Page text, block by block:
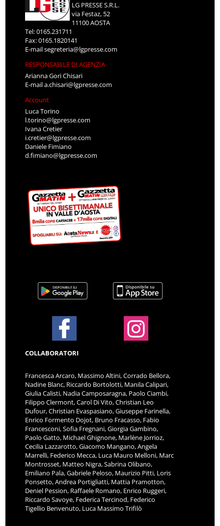
LG PRESSE S.R.L.
via Festaz, 52
11100 AOSTA
Tel: 0165.231711
Fax: 0165.1820141
E-mailsegreteria@lgpresse.com
RESPONSABILE DI AGENZIA
Arianna Gori Chisari
E-maila.chisari@lgpresse.com
Account
Luca Torino
l.torino@lgpresse.com
Ivana Cretier
i.cretier@lgpresse.com
Daniele Fimiano
d.fimiano@lgpresse.com
COLLABORATORI
Francesca Arcaro, Massimo Altini, Corrado Bellora,
Nadine Blanc, Riccardo Bortolotti, Manila Calipari,
Giulia Calisti, Nadia Camposaragna, Paolo Ciambi,
Filippo Clermont, Carol Di Vito, Christian Leo
Dufour, Christian Evaspasiano, Giuseppe Farinella,
Enrico Formento Dojot, Bruno Fracasso, Fabio
Francesconi, Sofia Fregnani, Giorgia Gambino,
Paolo Gatto, Michael Ghignone, Marlène Jorrioz,
Cecilia Lazzarotto, Giacomo Mangano, Angela
Marrelli, Federico Mecca, Luca Mauro Melloni, Marc
Montrosset, Matteo Nigra, Sabrina Olibano,
Emiliano Pala, Gabriele Peloso, Maurizio Pitti, Loris
Ponsetto, Andrea Portigliatti, Mattia Pramotton,
Deniel Pession, Raffaele Romano, Enrico Ruggeri,
Riccardo Savoye, Federica Tercinod, Federico
Tigellio Benvenuto, Luca Massimo Trifilò